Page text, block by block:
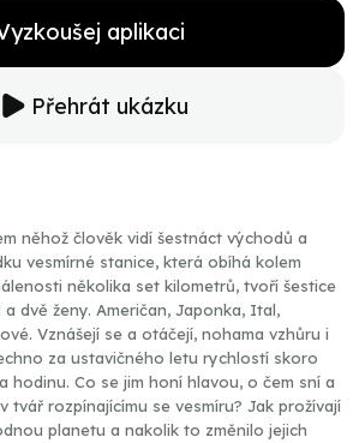
aplikaci
Přehrát ukázku
něhož člověk vidí šestnáct východů a
vesmírné stanice, která obíhá kolem
několika set kilometrů, tvoří šestice
dvě ženy. Američan, Japonka, Ital,
Vznášejí se a otáčejí, nohama vzhůru i
za ustavičného letu rychlostí skoro
hodinu. Co se jim honí hlavou, o čem sní a
tvář rozpínajícímu se vesmíru? Jak prožívají
planetu a nakolik to změnilo jejich